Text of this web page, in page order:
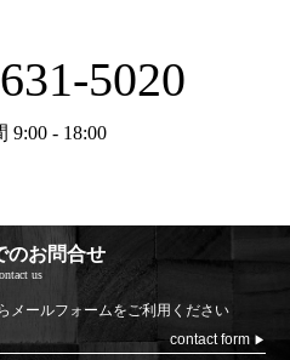
5020
9:00 - 18:00
のお問合せ
us
メールフォームをご利用ください
contact form ▶